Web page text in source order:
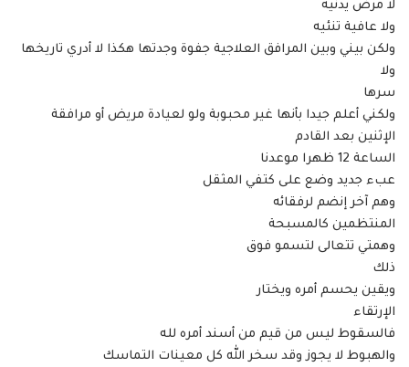
لا مرض يدنيه
ولا عافية تنئيه
ولكن بيني وبين المرافق العلاجية جفوة وجدتها هكذا لا أدري تاريخها
ولا
سرها
ولكني أعلم جيدا بأنها غير محبوبة ولو لعيادة مريض أو مرافقة
الإثنين بعد القادم
الساعة 12 ظهرا موعدنا
عبء جديد وضع على كتفي المثقل
وهم آخر إنضم لرفقائه
المنتظمين كالمسبحة
وهمتي تتعالى لتسمو فوق
ذلك
ويقين يحسم أمره ويختار
الإرتقاء
فالسقوط ليس من قيم من أسند أمره لله
والهبوط لا يجوز وقد سخر الله كل معينات التماسك